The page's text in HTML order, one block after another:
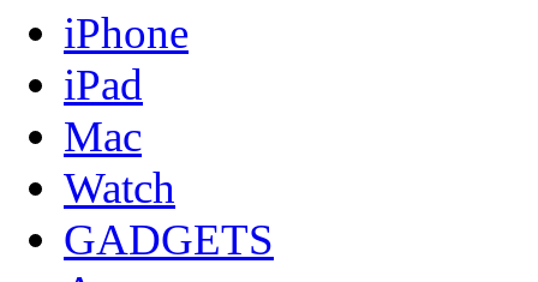
iPhone
iPad
Mac
Watch
GADGETS